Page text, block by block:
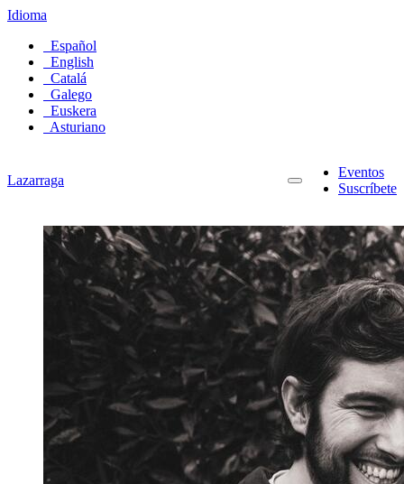
Idioma
Español
English
Catalá
Galego
Euskera
Asturiano
Lazarraga
Eventos
Suscríbete